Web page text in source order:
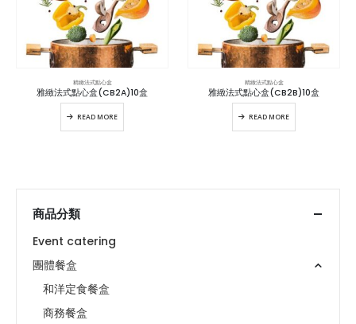
精緻法式點心盒
雅緻法式點心盒(CB2A)10盒
READ MORE
精緻法式點心盒
雅緻法式點心盒(CB2B)10盒
READ MORE
商品分類
Event catering
團體餐盒
和洋定食餐盒
商務餐盒